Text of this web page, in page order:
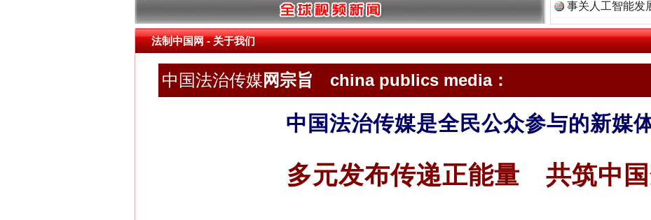
事关人工智能发
法制中国网- 关于我们
中国法治传媒网宗旨 china publics media：
中国法治传媒是全民公众参与的新媒
多元发布传递正能量 共筑中